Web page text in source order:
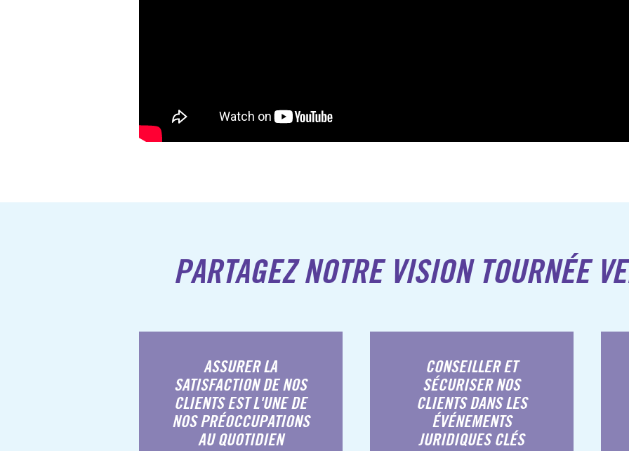
PARTAGEZ NOTRE VISION TOURNÉE
ASSURER LA
SATISFACTION DE NOS
CLIENTS EST L'UNE DE
NOS PRÉOCCUPATIONS
AU QUOTIDIEN
CONSEILLER ET
SÉCURISER NOS
CLIENTS DANS LES
ÉVÉNEMENTS
JURIDIQUES CLÉS